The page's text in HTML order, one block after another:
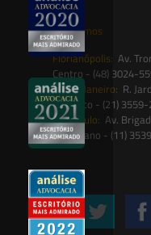
Onde estamos
Florianópolis: Av.
Centro - (48) 3024-
Rio de Janeiro: R.
Botânico - (21)
São Paulo: Av.
Paulistano - (11)
Siga-nos